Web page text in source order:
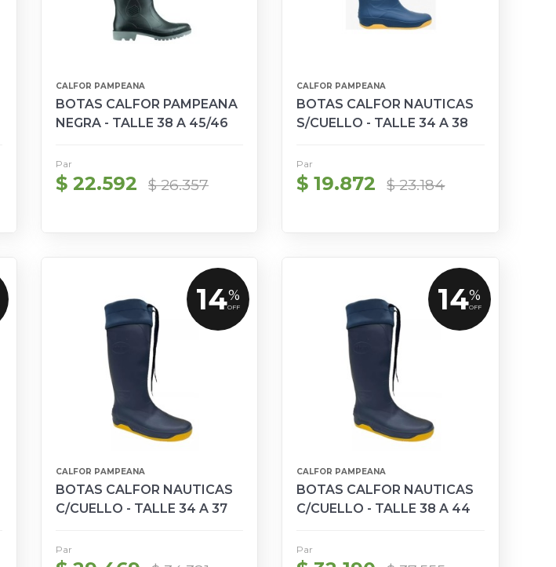
CALFOR PAMPEANA
BOTAS CALFOR PAMPEANA
NEGRA - TALLE 38 A 45/46
Par
$ 22.592 $ 26.357
CALFOR PAMPEANA
BOTAS CALFOR NAUTICAS
S/CUELLO - TALLE 34 A 38
Par
$ 19.872 $ 23.184
14%
OFF
CALFOR PAMPEANA
BOTAS CALFOR NAUTICAS
C/CUELLO - TALLE 34 A 37
Par
14%
OFF
CALFOR PAMPEANA
BOTAS CALFOR NAUTICAS
C/CUELLO - TALLE 38 A 44
Par